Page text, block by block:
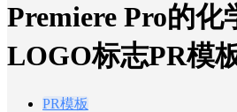
Premiere Pro的化
LOGO标志PR模
PR模板